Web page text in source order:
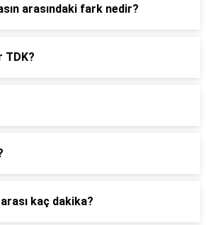
arasındaki fark nedir?
TDK?
kaç dakika?